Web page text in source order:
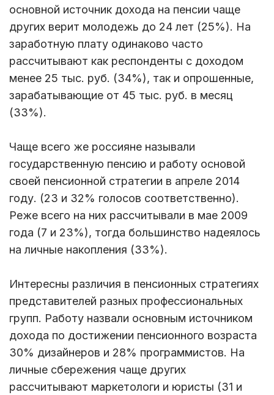
основной источник дохода на пенсии чаще
других верит молодежь до 24 лет (25%). На
заработную плату одинаково часто
рассчитывают как респонденты с доходом
менее 25 тыс. руб. (34%), так и опрошенные,
зарабатывающие от 45 тыс. руб. в месяц
(33%).
Чаще всего же россияне называли
государственную пенсию и работу основой
своей пенсионной стратегии в апреле 2014
году. (23 и 32% голосов соответственно).
Реже всего на них рассчитывали в мае 2009
года (7 и 23%), тогда большинство надеялось
на личные накопления (33%).
Интересны различия в пенсионных стратегиях
представителей разных профессиональных
групп. Работу назвали основным источником
дохода по достижении пенсионного возраста
30% дизайнеров и 28% программистов. На
личные сбережения чаще других
рассчитывают маркетологи и юристы (31 и